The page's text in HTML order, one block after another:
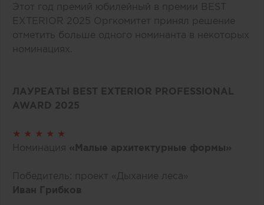
Этот год премий юбилейный в премии BEST
EXTERIOR 2025 Оргкомитет принял решение
отметить больше одного номинанта в некоторых
номинациях.
ЛАУРЕАТЫ BEST EXTERIOR PROFESSIONAL
AWARD 2025
★ ★ ★ ★ ★
Номинация «Малые архитектурные формы»
Победитель: проект «Дыхание леса»
Иван Грибков